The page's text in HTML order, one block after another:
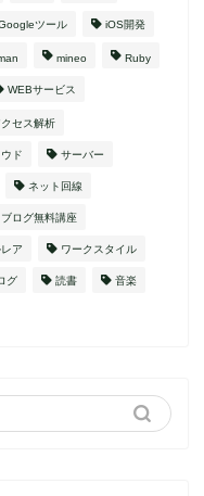
ツール iOS開発
mineo Ruby
WEBサービス
クセス解析
ド サーバー
ネット回線
ブログ無料講座
ア ワークスタイル
グ 読書 音楽